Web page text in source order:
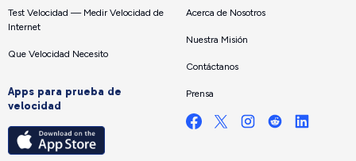
Test Velocidad — Medir Velocidad de
Internet
Que Velocidad Necesito
Apps para prueba de
velocidad
Acerca de Nosotros
Nuestra Misión
Contáctanos
Prensa